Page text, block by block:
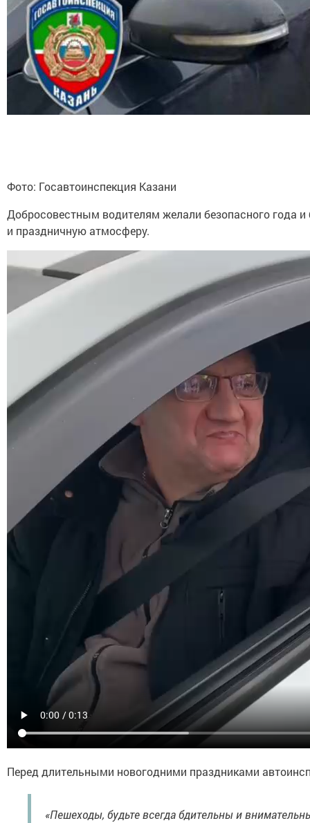
Фото: Госавтоинспекция Казани
Добросовестным водителям желали безопасного года
и праздничную атмосферу.
Перед длительными новогодними праздниками
«Пешеходы, будьте всегда бдительны и